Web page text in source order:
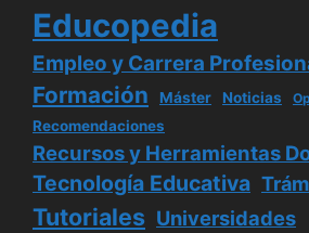
Educopedia
Empleo y Carrera
Formación Máster Noticias
Recomendaciones
Recursos y Herramientas
Tecnología Educativa
Tutoriales Universidades